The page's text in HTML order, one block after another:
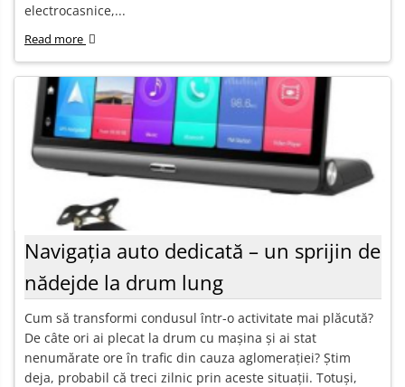
electrocasnice,...
Read more
Navigația auto dedicată – un sprijin de
nădejde la drum lung
Cum să transformi condusul într-o activitate mai plăcută?
De câte ori ai plecat la drum cu mașina și ai stat
nenumărate ore în trafic din cauza aglomerației? Știm
deja, probabil că treci zilnic prin aceste situații. Totuși,